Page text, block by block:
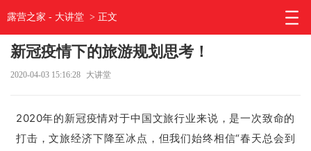
露营之家 - 大讲堂 > 正文
新冠疫情下的旅游规划思考！
2020-04-03 15:16:28 大讲堂
2020年的新冠疫情对于中国文旅行业来说，是一次致命的
打击，文旅经济下降至冰点，但我们始终相信“春天总会到